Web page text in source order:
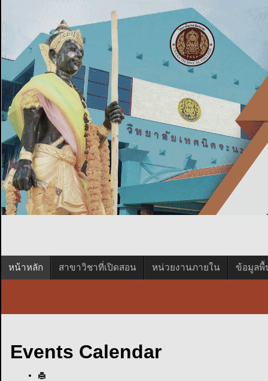
หน้าหลัก สาขาวิชาที่เปิดสอน หน่วยงานภายใน ข้อมูลพื้
Events Calendar